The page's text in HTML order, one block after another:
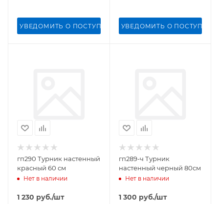
УВЕДОМИТЬ О ПОСТУПЛЕНИИУВЕДОМИТЬ О
гп290 Турник настенный
красный 60 см
Нет в наличии
1 230 руб./шт
гп289-ч Турник
настенный черный 80см
Нет в наличии
1 300 руб./шт